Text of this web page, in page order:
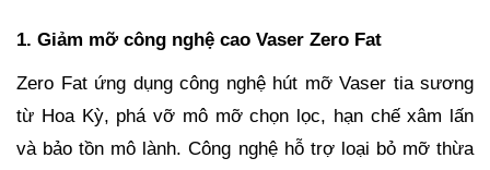
1. Giảm mỡ công nghệ cao Vaser Zero Fat
Zero Fat ứng dụng công nghệ hút mỡ Vaser tia sương
từ Hoa Kỳ, phá vỡ mô mỡ chọn lọc, hạn chế xâm lấn
và bảo tồn mô lành. Công nghệ hỗ trợ loại bỏ mỡ thừa